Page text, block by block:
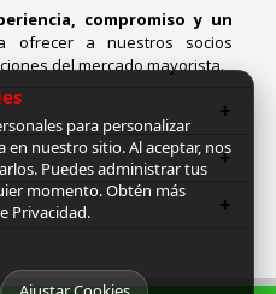
compromiso y un
ofrecer a nuestros socios
del mercado mayorista.
para personalizar
nuestro sitio. Al aceptar, nos
Puedes administrar tus
momento. Obtén más
Privacidad.